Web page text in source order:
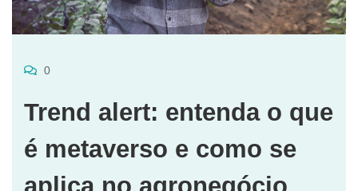
0
Trend alert: entenda o que
é metaverso e como se
aplica no agronegócio